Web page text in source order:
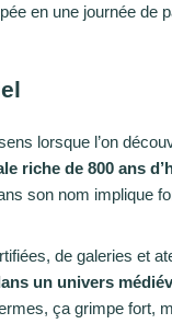
en une journée de
lorsque l’on
riche de 800 ans
son nom implique
de galeries et
un univers
ça grimpe fort,